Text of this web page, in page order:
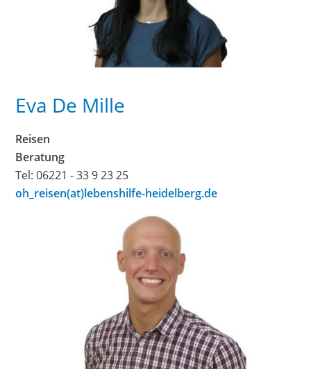
Eva De Mille
Reisen
Beratung
Tel: 06221 - 33 9 23 25
oh_reisen(at)lebenshilfe-heidelberg.de